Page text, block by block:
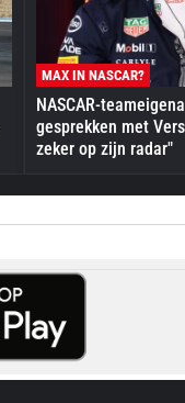
MAX IN NASCAR?
NASCAR-
gesprekken met
zeker op zijn radar"